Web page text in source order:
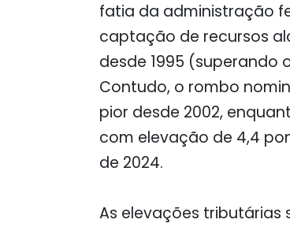
fatia da administração
captação de recursos
desde 1995 (superando
Contudo, o rombo
pior desde 2002,
com elevação de 4,4
de 2024.
As elevações tributárias